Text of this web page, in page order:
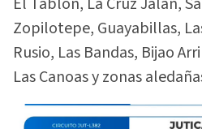
Zopilotepe, Guayabillas,
Rusio, Las Bandas, Bijao
Las Canoas y zonas